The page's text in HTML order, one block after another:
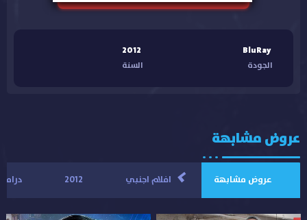
BluRay
الجودة
2012
السنة
عروض مشابهة
عروض مشابهة > افلام اجنبي 2012 دراما